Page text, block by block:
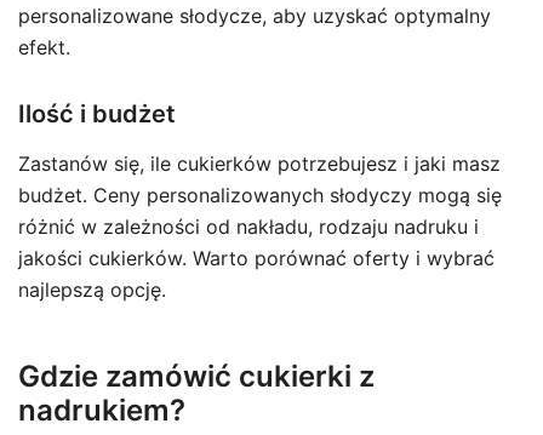
personalizowane słodycze, aby uzyskać optymalny
efekt.
Ilość i budżet
Zastanów się, ile cukierków potrzebujesz i jaki masz
budżet. Ceny personalizowanych słodyczy mogą się
różnić w zależności od nakładu, rodzaju nadruku i
jakości cukierków. Warto porównać oferty i wybrać
najlepszą opcję.
Gdzie zamówić cukierki z
nadrukiem?